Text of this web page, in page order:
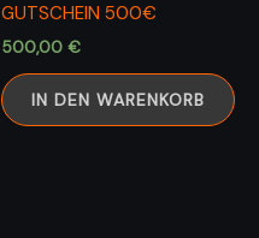
GUTSCHEIN 500€
500,00 €
IN DEN WARENKORB